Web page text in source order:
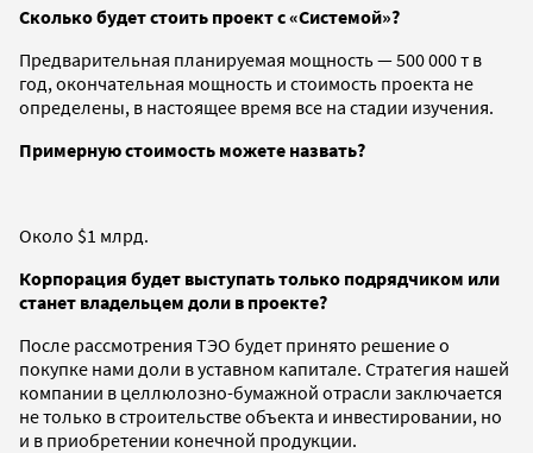
Сколько будет стоить проект с «Системой»?
Предварительная планируемая мощность — 500 000 т в
год, окончательная мощность и стоимость проекта не
определены, в настоящее время все на стадии изучения.
Примерную стоимость можете назвать?
Около $1 млрд.
Корпорация будет выступать только подрядчиком или
станет владельцем доли в проекте?
После рассмотрения ТЭО будет принято решение о
покупке нами доли в уставном капитале. Стратегия нашей
компании в целлюлозно-бумажной отрасли заключается
не только в строительстве объекта и инвестировании, но
и в приобретении конечной продукции.